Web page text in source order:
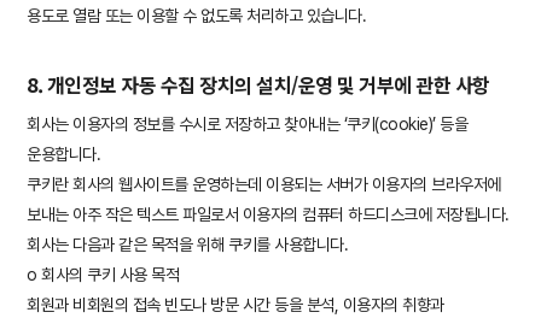
용도로 열람 또는 이용할 수 없도록 처리하고 있습니다.
8. 개인정보 자동 수집 장치의 설치/운영 및 거부에 관한 사항
회사는 이용자의 정보를 수시로 저장하고 찾아내는 ‘쿠키(cookie)’ 등을
운용합니다.
쿠키란 회사의 웹사이트를 운영하는데 이용되는 서버가 이용자의 브라우저에
보내는 아주 작은 텍스트 파일로서 이용자의 컴퓨터 하드디스크에 저장됩니다.
회사는 다음과 같은 목적을 위해 쿠키를 사용합니다.
ο 회사의 쿠키 사용 목적
회원과 비회원의 접속 빈도나 방문 시간 등을 분석, 이용자의 취향과